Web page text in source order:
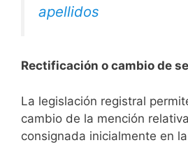
apellidos
Rectificación o cambio de
La legislación registral
cambio de la mención
consignada inicialmente en